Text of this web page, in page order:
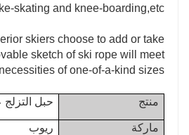
skating and knee-boarding,etc.
skiers choose to add or take
sketch of ski rope will meet
of one-of-a-kind sizes
منتج حبل التزلج
ماركة ريوب